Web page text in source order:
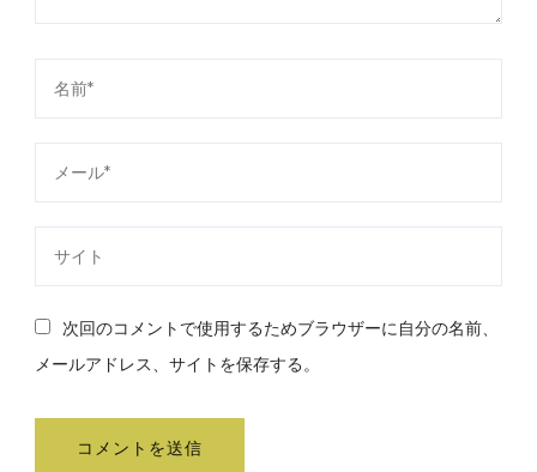
次回のコメントで使用するためブラウザーに自分の名前、
メールアドレス、サイトを保存する。